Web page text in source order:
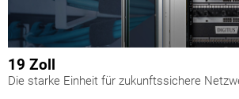
19 Zoll
Die starke Einheit für zukunftssichere